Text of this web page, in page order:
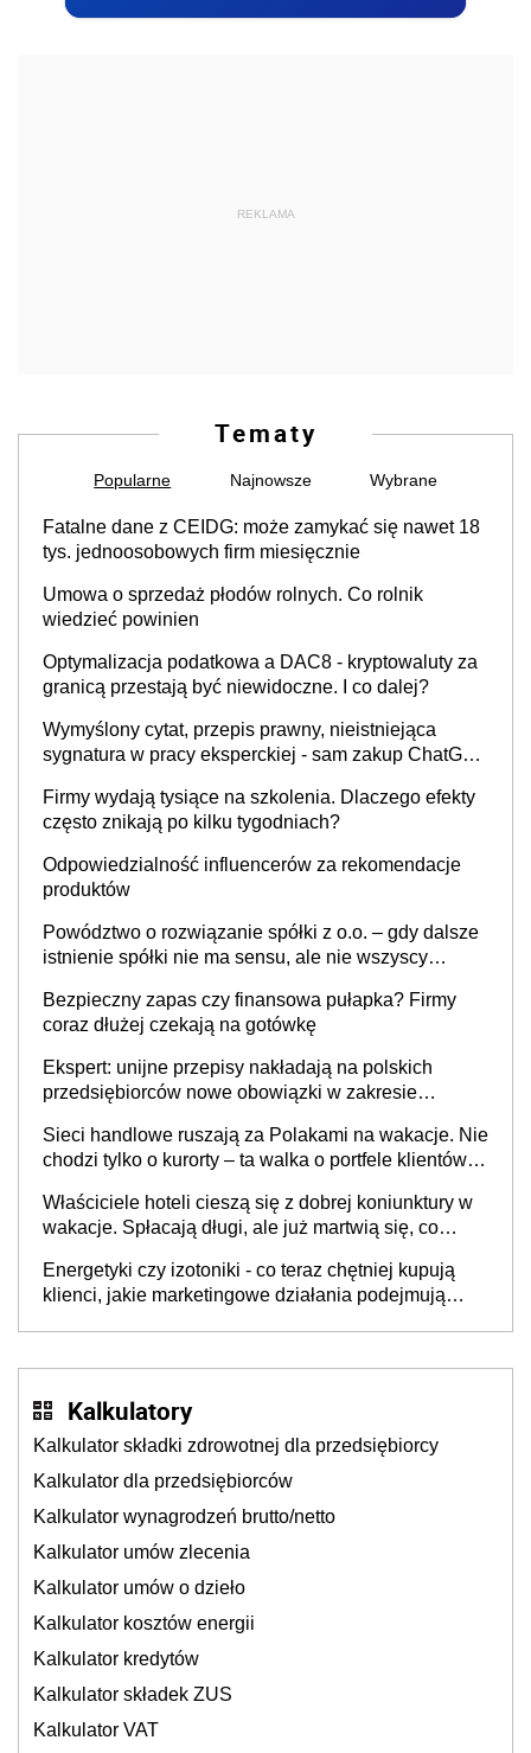
REKLAMA
Tematy
Popularne Najnowsze Wybrane
Fatalne dane z CEIDG: może zamykać się nawet 18
tys. jednoosobowych firm miesięcznie
Umowa o sprzedaż płodów rolnych. Co rolnik
wiedzieć powinien
Optymalizacja podatkowa a DAC8 - kryptowaluty za
granicą przestają być niewidoczne. I co dalej?
Wymyślony cytat, przepis prawny, nieistniejąca
sygnatura w pracy eksperckiej - sam zakup ChatGPT
Firmy wydają tysiące na szkolenia. Dlaczego efekty
często znikają po kilku tygodniach?
Odpowiedzialność influencerów za rekomendacje
produktów
Powództwo o rozwiązanie spółki z o.o. – gdy dalsze
istnienie spółki nie ma sensu, ale nie wszyscy
Bezpieczny zapas czy finansowa pułapka? Firmy
coraz dłużej czekają na gotówkę
Ekspert: unijne przepisy nakładają na polskich
przedsiębiorców nowe obowiązki w zakresie
Sieci handlowe ruszają za Polakami na wakacje. Nie
chodzi tylko o kurorty – ta walka o portfele klientów
cichu
Właściciele hoteli cieszą się z dobrej koniunktury w
wakacje. Spłacają długi, ale już martwią się, co
Energetyki czy izotoniki - co teraz chętniej kupują
klienci, jakie marketingowe działania podejmują
Kalkulatory
Kalkulator składki zdrowotnej dla przedsiębiorcy
Kalkulator dla przedsiębiorców
Kalkulator wynagrodzeń brutto/netto
Kalkulator umów zlecenia
Kalkulator umów o dzieło
Kalkulator kosztów energii
Kalkulator kredytów
Kalkulator składek ZUS
Kalkulator VAT